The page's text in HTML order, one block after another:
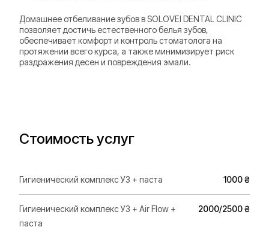
Домашнее отбеливание зубов в SOLOVEI DENTAL CLINIC
позволяет достичь естественного белья зубов,
обеспечивает комфорт и контроль стоматолога на
протяжении всего курса, а также минимизирует риск
раздражения десен и повреждения эмали.
Стоимость услуг
Гигиенический комплекс УЗ + паста 1000 ₴
Гигиенический комплекс УЗ + Air Flow +
паста
2000/2500 ₴